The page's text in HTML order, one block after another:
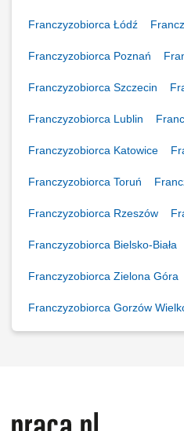
Franczyzobiorca Łódź
Franczyzobiorca Poznań
Franczyzobiorca Szczecin
Franczyzobiorca Lublin
Franczyzobiorca Katowice
Franczyzobiorca Toruń
Franczyzobiorca Rzeszów
Franczyzobiorca Bielsko-Biała
Franczyzobiorca Zielona Góra
Franczyzobiorca Gorzów